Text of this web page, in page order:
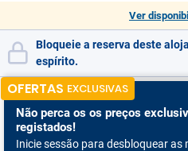
Ver
Bloqueie a reserva deste
espírito.
OFERTAS EXCLUSIVAS
Não perca os os preços
registados!
Inicie sessão para desbloquear as